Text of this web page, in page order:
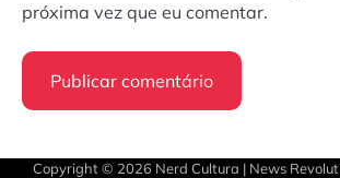
próxima vez que eu comentar.
Copyright © 2026 Nerd Cultura | News